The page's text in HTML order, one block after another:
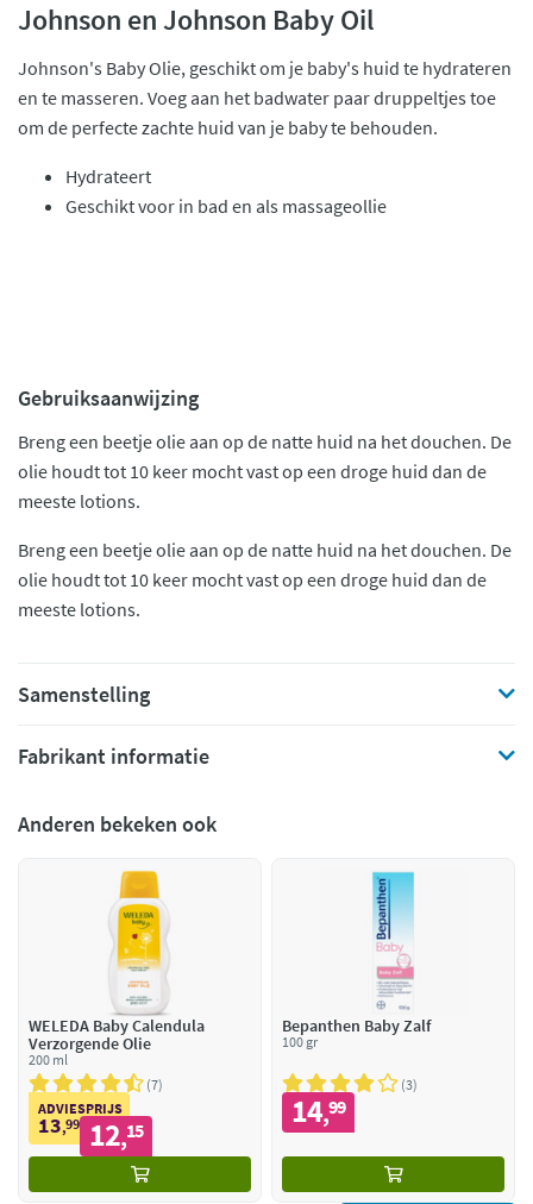
Johnson en Johnson Baby Oil
Johnson's Baby Olie, geschikt om je baby's huid te hydrateren
en te masseren. Voeg aan het badwater paar druppeltjes toe
om de perfecte zachte huid van je baby te behouden.
Hydrateert
Geschikt voor in bad en als massageollie
Gebruiksaanwijzing
Breng een beetje olie aan op de natte huid na het douchen. De
olie houdt tot 10 keer mocht vast op een droge huid dan de
meeste lotions.
Breng een beetje olie aan op de natte huid na het douchen. De
olie houdt tot 10 keer mocht vast op een droge huid dan de
meeste lotions.
Samenstelling
Fabrikant informatie
Anderen bekeken ook
WELEDA Baby Calendula
Verzorgende Olie
200 ml
7
ADVIESPRIJS
13,99 12,15
Bepanthen Baby Zalf
100 gr
3
14,99